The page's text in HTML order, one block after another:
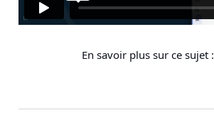
En savoir plus sur ce sujet :